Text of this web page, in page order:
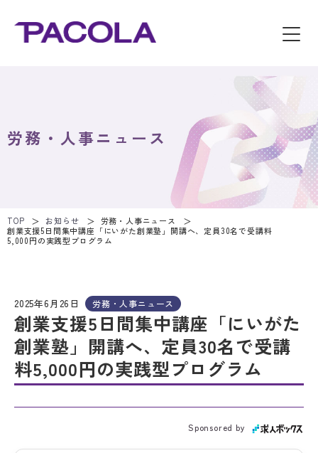
労務・人事ニュース
TOP お知らせ
労務・人事ニュース
創業支援5日間集中講座「にいがた創業塾」開講へ、定員30名で受講料
5,000円の実践型プログラム
2025年6月26日 労務・人事ニュース
創業支援5日間集中講座「にいがた
創業塾」開講へ、定員30名で受講
料5,000円の実践型プログラム
Sponsored by